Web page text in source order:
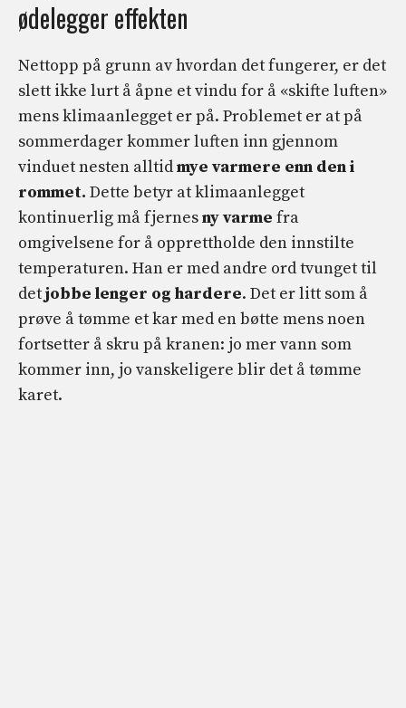
ødelegger effekten
Nettopp på grunn av hvordan det fungerer, er det
slett ikke lurt å åpne et vindu for å «skifte luften»
mens klimaanlegget er på. Problemet er at på
sommerdager kommer luften inn gjennom
vinduet nesten alltidmye varmere enn den i
rommet. Dette betyr at klimaanlegget
kontinuerlig må fjernesny varme fra
omgivelsene for å opprettholde den innstilte
temperaturen. Han er med andre ord tvunget til
detjobbe lenger og hardere. Det er litt som å
prøve å tømme et kar med en bøtte mens noen
fortsetter å skru på kranen: jo mer vann som
kommer inn, jo vanskeligere blir det å tømme
karet.